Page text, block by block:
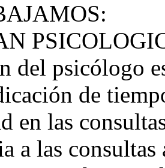
del psicólogo
de
en las
a las